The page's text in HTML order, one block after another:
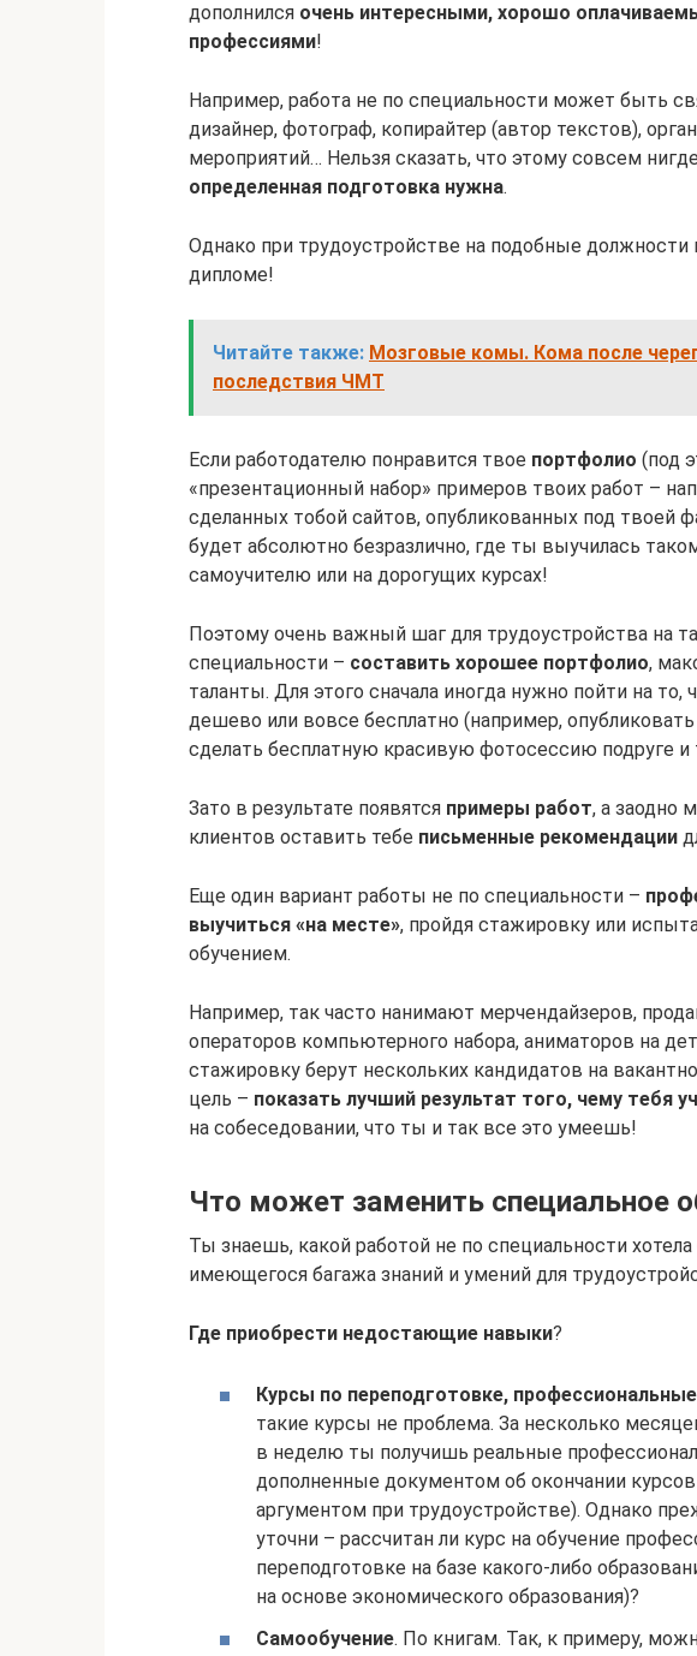
дополнился очень интересными, хорошо
профессиями!
Например, работа не по специальности может быть
дизайнер, фотограф, копирайтер (автор текстов),
мероприятий… Нельзя сказать, что этому совсем
определенная подготовка нужна.
Однако при трудоустройстве на подобные
дипломе!
Читайте также: Мозговые комы. Кома после
последствия ЧМТ
Если работодателю понравится твое портфолио (под
«презентационный набор» примеров твоих работ –
сделанных тобой сайтов, опубликованных под твоей
будет абсолютно безразлично, где ты выучилась
самоучителю или на дорогущих курсах!
Поэтому очень важный шаг для трудоустройства на
специальности – составить хорошее портфолио,
таланты. Для этого сначала иногда нужно пойти на то,
дешево или вовсе бесплатно (например,
сделать бесплатную красивую фотосессию подруге и
Зато в результате появятся примеры работ, а заодно
клиентов оставить тебе письменные рекомендации
Еще один вариант работы не по специальности –
выучиться «на месте», пройдя стажировку или
обучением.
Например, так часто нанимают мерчендайзеров,
операторов компьютерного набора, аниматоров на
стажировку берут нескольких кандидатов на
цель – показать лучший результат того, чему тебя
на собеседовании, что ты и так все это умеешь!
Что может заменить специальное
Ты знаешь, какой работой не по специальности
имеющегося багажа знаний и умений для
Где приобрести недостающие навыки?
Курсы по переподготовке,
такие курсы не проблема. За несколько
в неделю ты получишь реальные
дополненные документом об окончании
аргументом при трудоустройстве). Однако
уточни – рассчитан ли курс на обучение
переподготовке на базе какого-либо
на основе экономического образования)?
Самообучение. По книгам. Так, к примеру,